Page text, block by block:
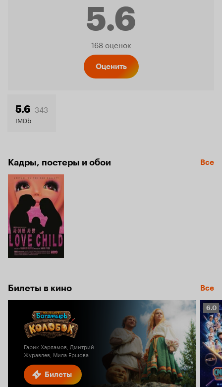
5.6
Рейтинг
168 оценок
Оценить
5.6 343
IMDb
Кадры, постеры и обои Все
Билеты в кино Все
Билеты
Гарик Харламов, Дмитрий
Журавлев, Мила Ершова
6.0
6.0